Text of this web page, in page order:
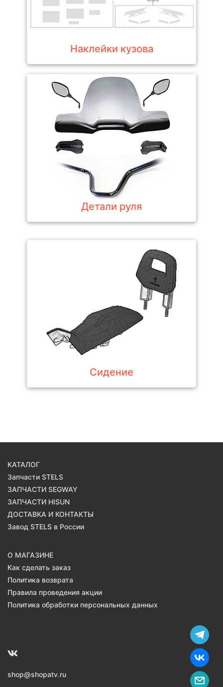
Наклейки кузова
Детали руля
Сидение
КАТАЛОГ
Запчасти STELS
ЗАПЧАСТИ SEGWAY
ЗАПЧАСТИ HISUN
ДОСТАВКА И КОНТАКТЫ
Завод STELS в России
О МАГАЗИНЕ
Как сделать заказ
Политика возврата
Правила проведения акции
Политика обработки персональных данных
shop@shopatv.ru